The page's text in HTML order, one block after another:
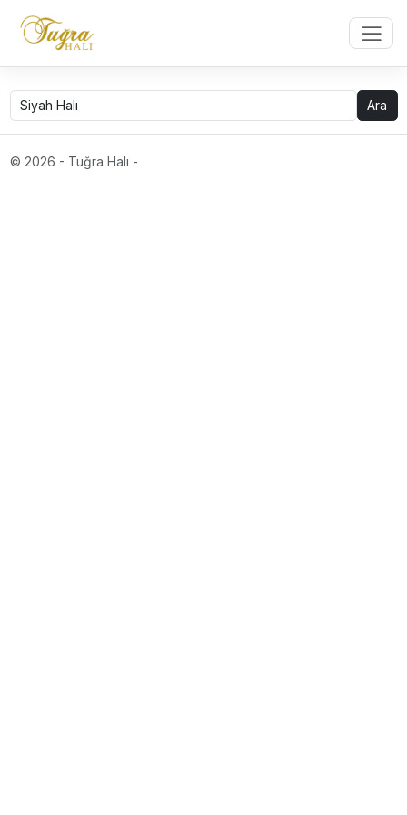
Ara
© 2026 - Tuğra Halı -